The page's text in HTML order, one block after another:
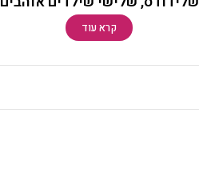
קרא עוד